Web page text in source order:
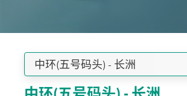
中环(五号码头) - 长洲